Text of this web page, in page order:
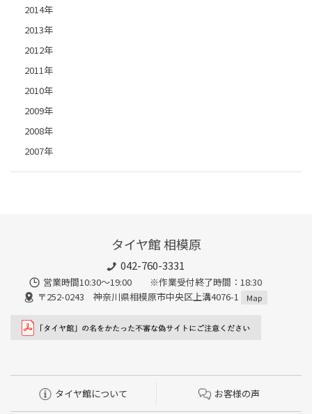
2014年
2013年
2012年
2011年
2010年
2009年
2008年
2007年
タイヤ館 相模原
042-760-3331
営業時間10:30～19:00 ※作業受付終了時間：18:30
〒252-0243 神奈川県相模原市中央区上溝4076-1
Map
タイヤ館について お客様の声